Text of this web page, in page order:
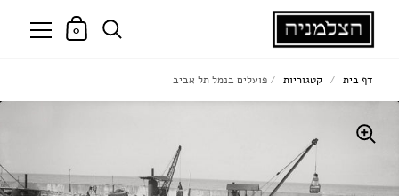
0
דף בית / קטגוריות / פועלים בנמל תל אביב